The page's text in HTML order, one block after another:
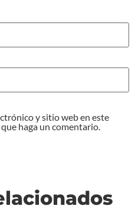
y sitio web en este
haga un comentario.